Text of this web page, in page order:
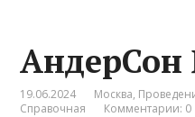
19.06.2024 Москва,
Справочная
Комментарии: 0